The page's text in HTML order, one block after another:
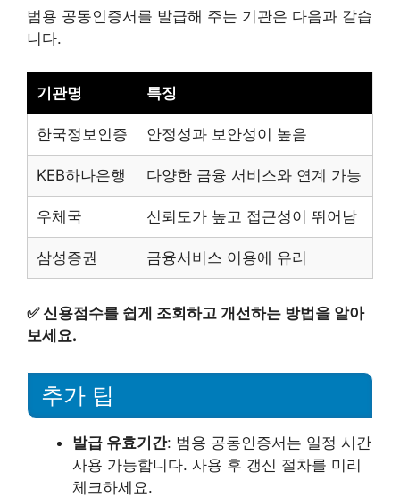
범용 공동인증서를 발급해 주는 기관은 다음과 같습
니다.
기관명 특징
한국정보인증 안정성과 보안성이 높음
KEB하나은행 다양한 금융 서비스와 연계 가능
우체국 신뢰도가 높고 접근성이 뛰어남
삼성증권 금융서비스 이용에 유리
✅신용점수를 쉽게 조회하고 개선하는 방법을 알아
보세요.
추가 팁
발급 유효기간: 범용 공동인증서는 일정 시간
사용 가능합니다. 사용 후 갱신 절차를 미리
체크하세요.